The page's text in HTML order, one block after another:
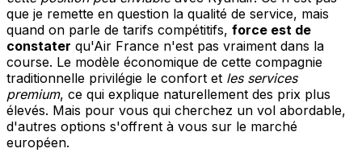
que je remette en question la qualité de service, mais
quand on parle de tarifs compétitifs, force est de
constater qu'Air France n'est pas vraiment dans la
course. Le modèle économique de cette compagnie
traditionnelle privilégie le confort et les services
premium, ce qui explique naturellement des prix plus
élevés. Mais pour vous qui cherchez un vol abordable,
d'autres options s'offrent à vous sur le marché
européen.